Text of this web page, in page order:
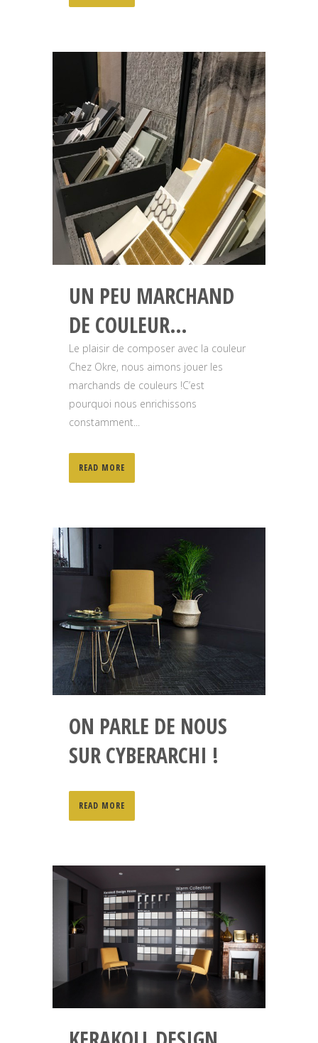
UN PEU MARCHAND
DE COULEUR…
Le plaisir de composer avec la couleur
Chez Okre, nous aimons jouer les
marchands de couleurs !C’est
pourquoi nous enrichissons
constamment...
READ MORE
ON PARLE DE NOUS
SUR CYBERARCHI !
READ MORE